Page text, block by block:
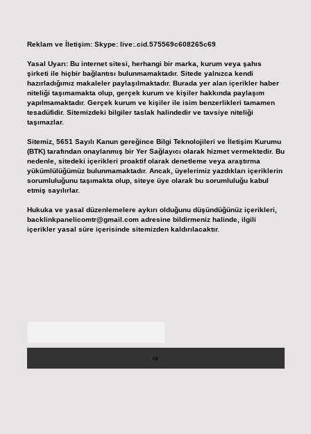
Reklam ve İletişim: Skype: live:.cid.575569c608265c69
Yasal Uyarı: Bu internet sitesi, herhangi bir marka, kurum veya şahıs
şirketi ile hiçbir bağlantısı bulunmamaktadır. Sitede yalnızca kendi
hazırladığımız makaleler paylaşılmaktadır. Burada yer alan içerikler haber
niteliği taşımamakta olup, gerçek kurum ve kişiler hakkında paylaşım
yapılmamaktadır. Gerçek kurum ve kişiler ile isim benzerlikleri tamamen
tesadüfidir. Sitemizdeki bilgiler taslak halindedir ve tavsiye niteliği
taşımazlar.
Sitemiz, 5651 Sayılı Kanun gereğince Bilgi Teknolojileri ve İletişim Kurumu
(BTK) tarafından onaylanmış bir Yer Sağlayıcı olarak hizmet vermektedir. Bu
nedenle, sitedeki içerikleri proaktif olarak denetleme veya araştırma
yükümlülüğümüz bulunmamaktadır. Ancak, üyelerimiz yazdıkları içeriklerin
sorumluluğunu taşımakta olup, siteye üye olarak bu sorumluluğu kabul
etmiş sayılırlar.
Hukuka ve yasal düzenlemelere aykırı olduğunu düşündüğünüz içerikleri,
backlinkpanelicomtr@gmail.comadresine bildirmeniz halinde, ilgili
içerikler yasal süre içerisinde sitemizden kaldırılacaktır.